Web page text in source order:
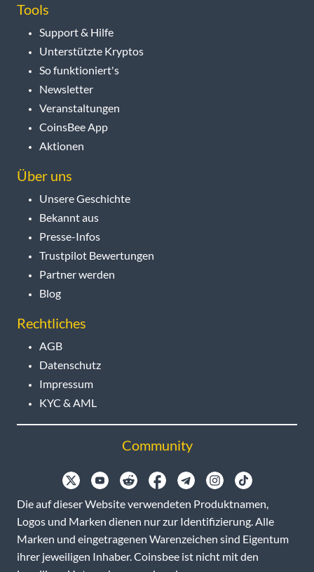
Tools
Support & Hilfe
Unterstützte Kryptos
So funktioniert's
Newsletter
Veranstaltungen
CoinsBee App
Aktionen
Über uns
Unsere Geschichte
Bekannt aus
Presse-Infos
Trustpilot Bewertungen
Partner werden
Blog
Rechtliches
AGB
Datenschutz
Impressum
KYC & AML
Community
Die auf dieser Website verwendeten Produktnamen,
Logos und Marken dienen nur zur Identifizierung. Alle
Marken und eingetragenen Warenzeichen sind Eigentum
ihrer jeweiligen Inhaber. Coinsbee ist nicht mit den